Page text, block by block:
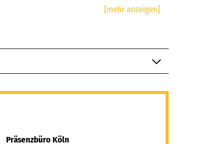
werden. In diesem komplexen
und grundlegenden Rohstoffe einer
Präsenzbüro Köln